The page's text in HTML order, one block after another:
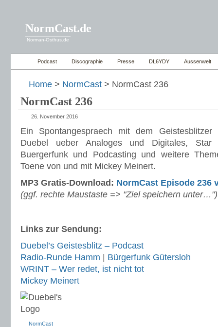
NormCast.de
Norman-Osthus.de
Podcast Discographie Presse DL6YDY Aussenwelt
Home > NormCast > NormCast 236
NormCast 236
26. November 2016
Ein Spontangespraech mit dem
Duebel ueber Analoges und Digitales,
Buergerfunk und Podcasting und weitere
Toene von und mit Mickey Meinert.
MP3 Gratis-Download: NormCast Episode 236
(ggf. rechte Maustaste => "Ziel speichern unter…")
Links zur Sendung:
Duebel’s Geistesblitz – Podcast
Radio-Runde Hamm
Bürgerfunk Gütersloh
WRINT – Wer redet, ist nicht tot
Mickey Meinert
NormCast